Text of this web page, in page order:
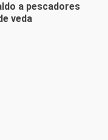
a pescadores
veda